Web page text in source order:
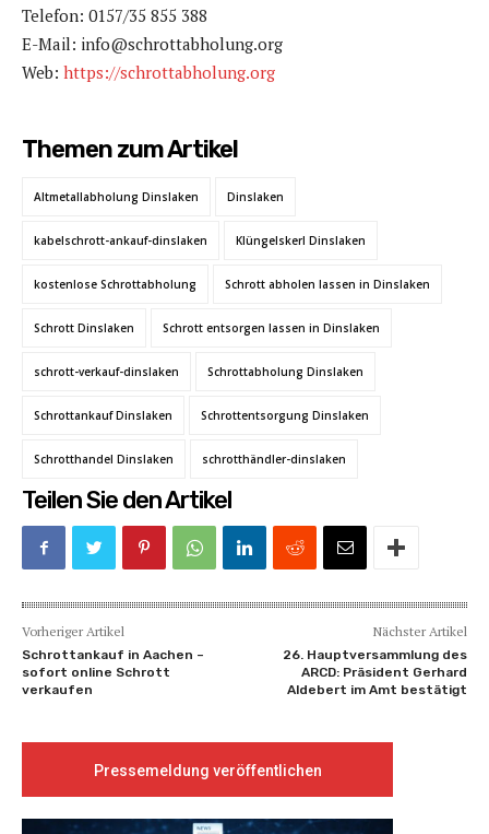
Telefon: 0157/35 855 388
E-Mail: info@schrottabholung.org
Web: https://schrottabholung.org
Themen zum Artikel
Altmetallabholung Dinslaken Dinslaken
kabelschrott-ankauf-dinslaken Klüngelskerl Dinslaken
kostenlose Schrottabholung Schrott abholen lassen in Dinslaken
Schrott Dinslaken Schrott entsorgen lassen in Dinslaken
schrott-verkauf-dinslaken Schrottabholung Dinslaken
Schrottankauf Dinslaken Schrottentsorgung Dinslaken
Schrotthandel Dinslaken schrotthändler-dinslaken
Teilen Sie den Artikel
Vorheriger Artikel
Schrottankauf in Aachen –
sofort online Schrott
verkaufen
Nächster Artikel
26. Hauptversammlung des
ARCD: Präsident Gerhard
Aldebert im Amt bestätigt
Pressemeldung veröffentlichen